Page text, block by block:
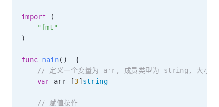
import
(
"fmt"
)
func main( )
{
// 定义一个变量为 arr, 成员类型为 string, 大小为
var arr [3] string
// 赋值操作